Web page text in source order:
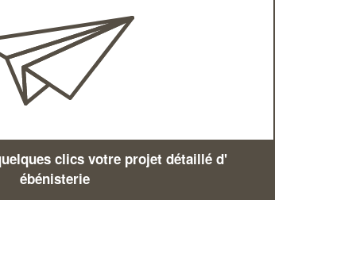
clics votre projet détaillé d'
ébénisterie